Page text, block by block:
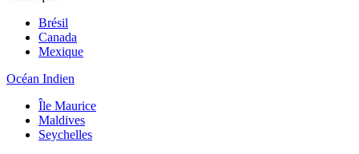
Brésil
Canada
Mexique
Océan Indien
Île Maurice
Maldives
Seychelles